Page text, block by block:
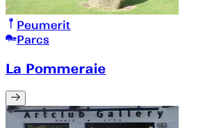
Peumerit
Parcs
La Pommeraie